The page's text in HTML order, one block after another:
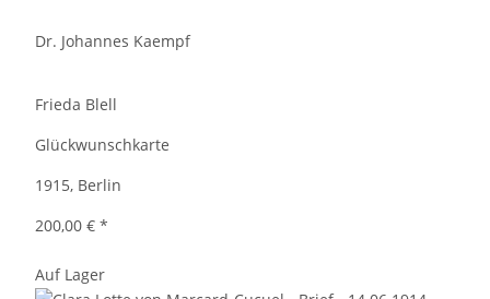
Dr. Johannes Kaempf
Frieda Blell
Glückwunschkarte
1915, Berlin
200,00 € *
Auf Lager